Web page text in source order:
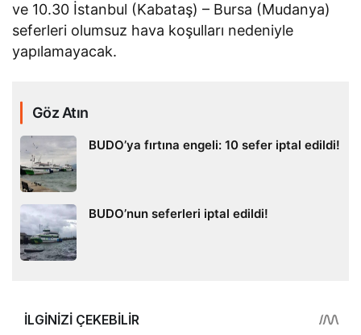
ve 10.30 İstanbul (Kabataş) – Bursa (Mudanya)
seferleri olumsuz hava koşulları nedeniyle
yapılamayacak.
Göz Atın
BUDO’ya fırtına engeli: 10 sefer iptal edildi!
BUDO’nun seferleri iptal edildi!